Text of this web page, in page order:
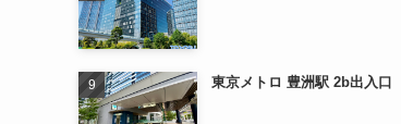
東京メトロ 豊洲駅 2b出入口